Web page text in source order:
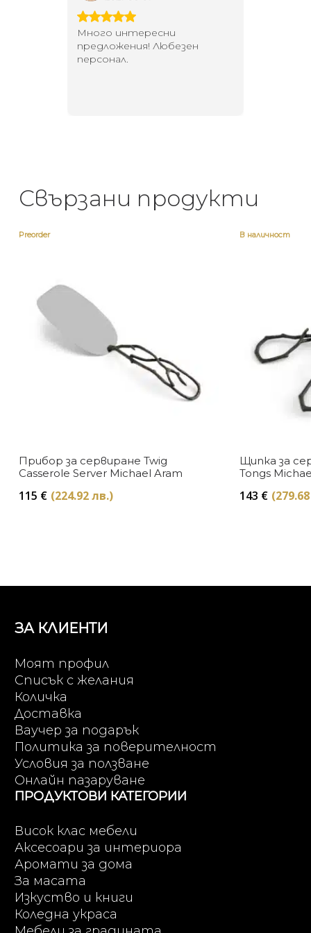
Много интересни
предложения! Любезен
персонал.
Свързани продукти
Preorder
Прибор за сервиране Twig
Casserole Server Michael Aram
115 € (224.92 лв.)
В наличност
Щипка за
Tongs
143 €
ЗА КЛИЕНТИ
Моят профил
Списък с желания
Количка
Доставка
Ваучер за подарък
Политика за поверителност
Условия за ползване
Онлайн пазаруване
ПРОДУКТОВИ КАТЕГОРИИ
Висок клас мебели
Аксесоари за интериора
Аромати за дома
За масата
Изкуство и книги
Коледна украса